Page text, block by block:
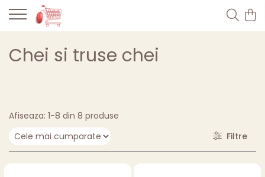
Chei si truse chei
Afiseaza: 1-8 din 8 produse
Filtre